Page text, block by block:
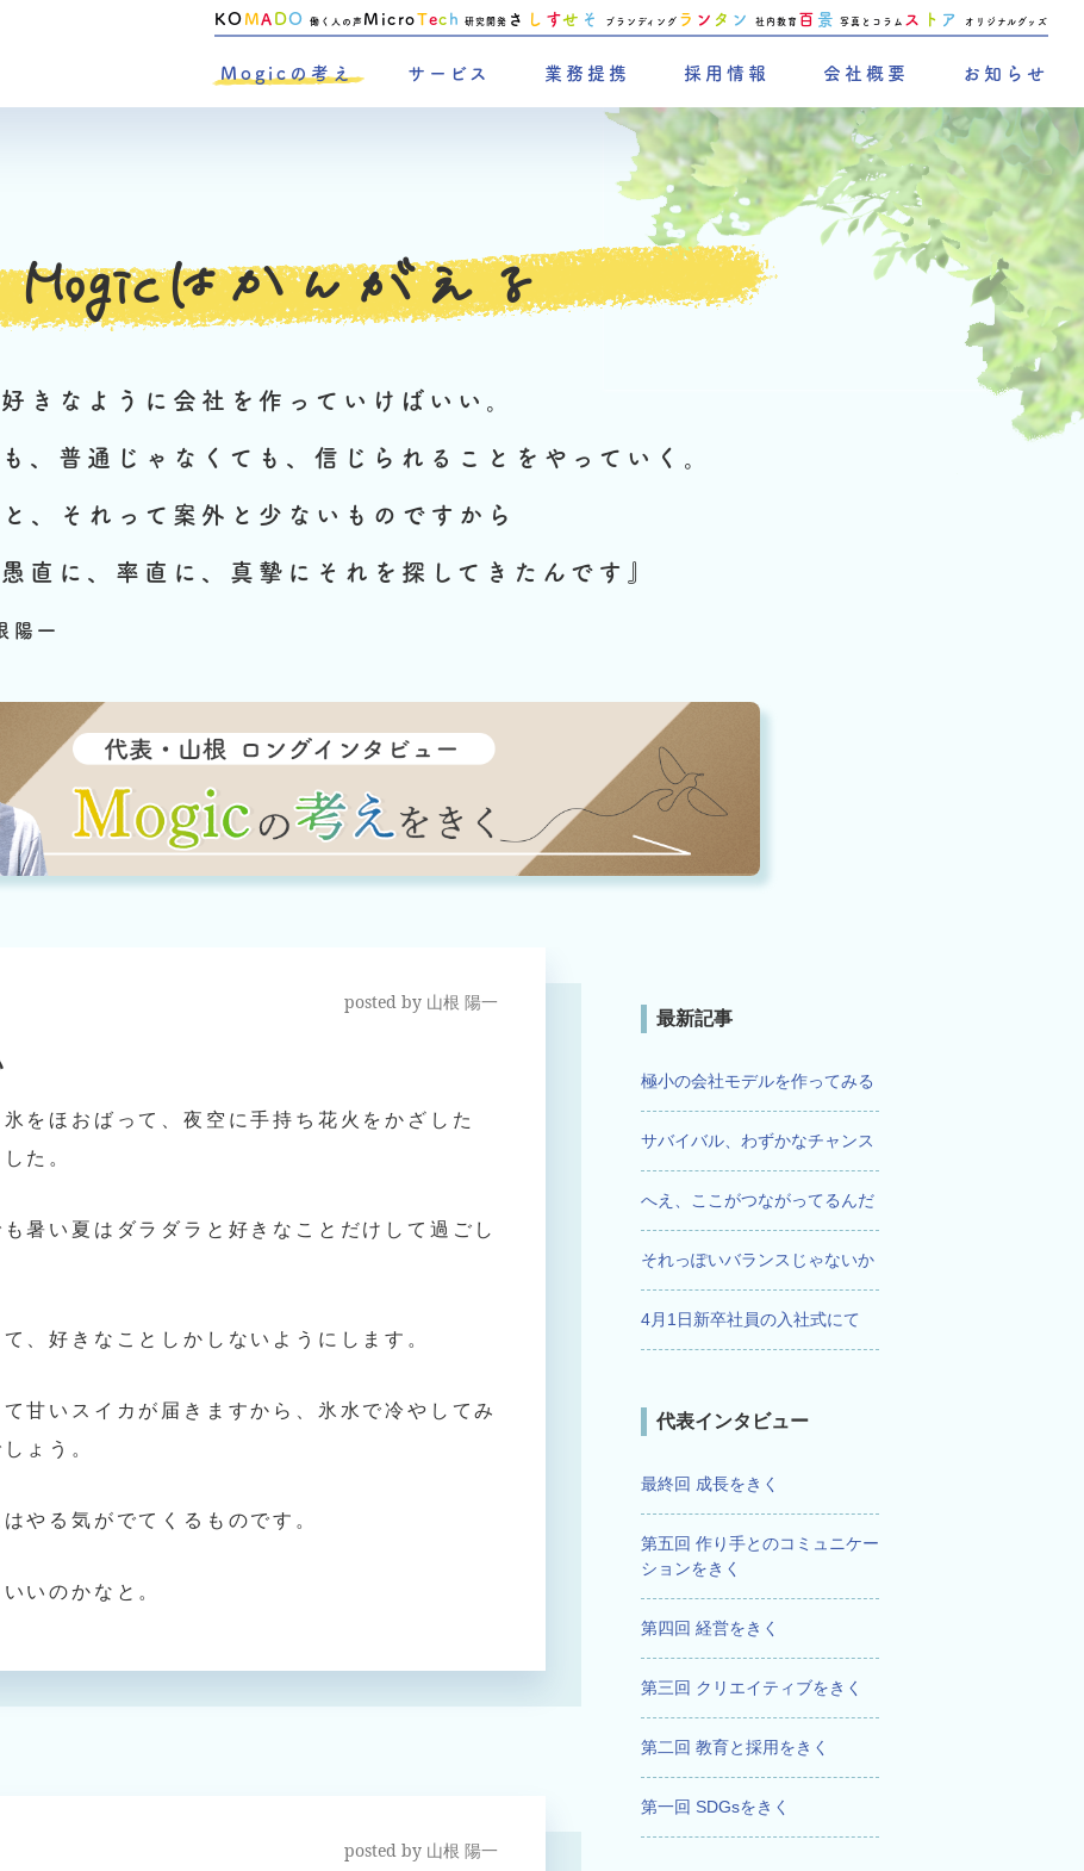
Mogicの考え サービス 業務提携 採用情報 会社概要 お知らせ
KO MA DO 働く人の声 MicroTec h 研究開発 さ し すせ そ ブランディング ラ ン タ ン 社内教育 百 景 写真とコラム ス ト ア オリジナルグッズ
Mogicはかんがえる
きなように会社を作っていけばいい。
、普通じゃなくても、信じられることをやっていく。
、それって案外と少ないものですから
直に、率直に、真摯にそれを探してきたんです』
陽一
posted by 山根 陽一
をほおばって、夜空に手持ち花火をかざした
た。
暑い夏はダラダラと好きなことだけして過ごし
、好きなことしかしないようにします。
甘いスイカが届きますから、氷水で冷やしてみ
ょう。
やる気がでてくるものです。
いのかなと。
posted by 山根 陽一
最新記事
極小の会社モデルを作ってみる
サバイバル、わずかなチャンス
へえ、ここがつながってるんだ
それっぽいバランスじゃないか
4月1日新卒社員の入社式にて
代表インタビュー
最終回 成長をきく
第五回 作り手とのコミュニケー
ションをきく
第四回 経営をきく
第三回 クリエイティブをきく
第二回 教育と採用をきく
第一回 SDGsをきく